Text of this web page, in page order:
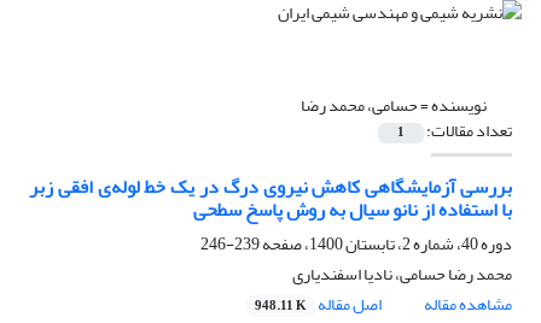
نویسنده =حسامی، محمد رضا
تعداد مقالات: 1
بررسی آزمایشگاهی کاهش نیروی درگ در یک خط لوله‌ی افقی زبر
با استفاده از نانو سیال به روش پاسخ سطحی
دوره 40، شماره 2، تابستان 1400، صفحه
239-246
محمد رضا حسامی، نادیا اسفندیاری
مشاهده مقاله
اصل مقاله 948.11 K